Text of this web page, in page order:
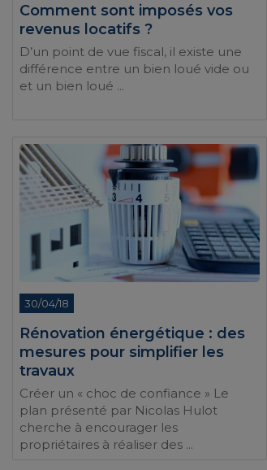
Comment sont imposés vos
revenus locatifs ?
D’un point de vue fiscal, il existe une
différence entre un bien loué vide ou
et un bien loué ...
30/04/18
Rénovation énergétique : des
mesures pour simplifier les
travaux
Créer un « choc de confiance » Le
plan présenté par Nicolas Hulot
cherche à encourager les
propriétaires à réaliser des ...